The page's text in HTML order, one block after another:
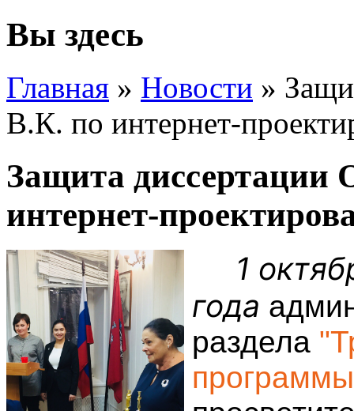
Вы здесь
Главная » Новости »
В.К. по интернет-
Защита диссертации
интернет-
1
года
раздела